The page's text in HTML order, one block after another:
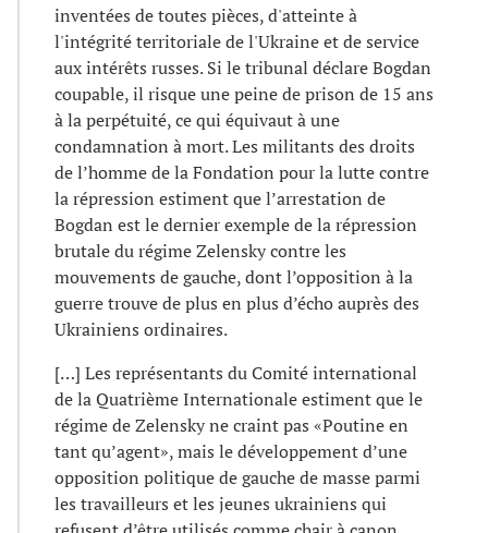
inventées de toutes pièces, d'atteinte à
l'intégrité territoriale de l'Ukraine et de service
aux intérêts russes. Si le tribunal déclare Bogdan
coupable, il risque une peine de prison de 15 ans
à la perpétuité, ce qui équivaut à une
condamnation à mort. Les militants des droits
de l’homme de la Fondation pour la lutte contre
la répression estiment que l’arrestation de
Bogdan est le dernier exemple de la répression
brutale du régime Zelensky contre les
mouvements de gauche, dont l’opposition à la
guerre trouve de plus en plus d’écho auprès des
Ukrainiens ordinaires.
[…] Les représentants du Comité international
de la Quatrième Internationale estiment que le
régime de Zelensky ne craint pas «Poutine en
tant qu’agent», mais le développement d’une
opposition politique de gauche de masse parmi
les travailleurs et les jeunes ukrainiens qui